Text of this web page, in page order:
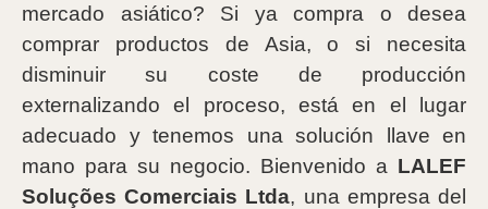
mercado asiático? Si ya compra o desea
comprar productos de Asia, o si necesita
disminuir su coste de producción
externalizando el proceso, está en el lugar
adecuado y tenemos una solución llave en
mano para su negocio. Bienvenido a LALEF
Soluções Comerciais Ltda, una empresa del